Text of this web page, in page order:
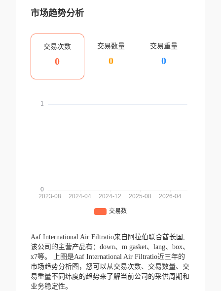
市场趋势分析
交易次数
0
交易数量
0
交易重量
0
Aaf International Air Filtratio来自阿拉伯联合酋长国,
该公司的主营产品有：down、m gasket、lang、box、
x7等。
上图是Aaf International Air Filtratio近三年的
市场趋势分析图，您可以从交易次数、交易数量、交
易重量不同纬度的趋势来了解当前公司的采供周期和
业务稳定性。